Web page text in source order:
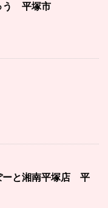
う 平塚市
ーと湘南平塚店 平